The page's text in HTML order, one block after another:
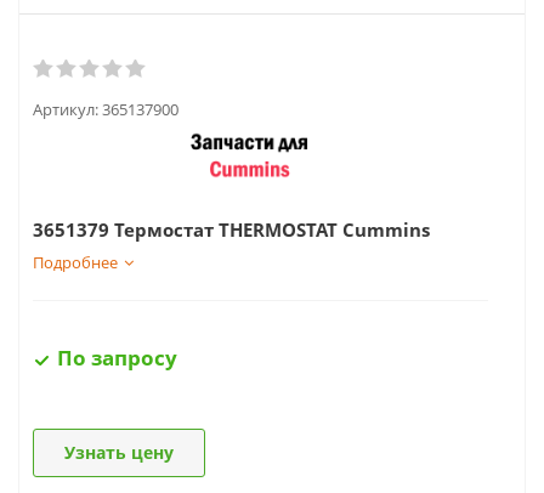
Артикул:365137900
3651379 Термостат THERMOSTAT Cummins
Подробнее
По запросу
Узнать цену